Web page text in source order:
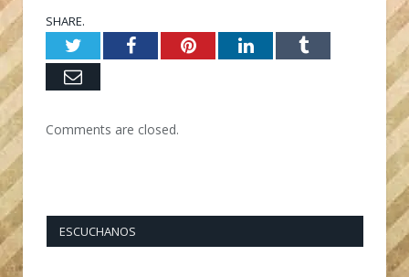
SHARE.
TwitterFacebookPinterestLinkedInTumblr
Email
Comments are closed.
ESCUCHANOS